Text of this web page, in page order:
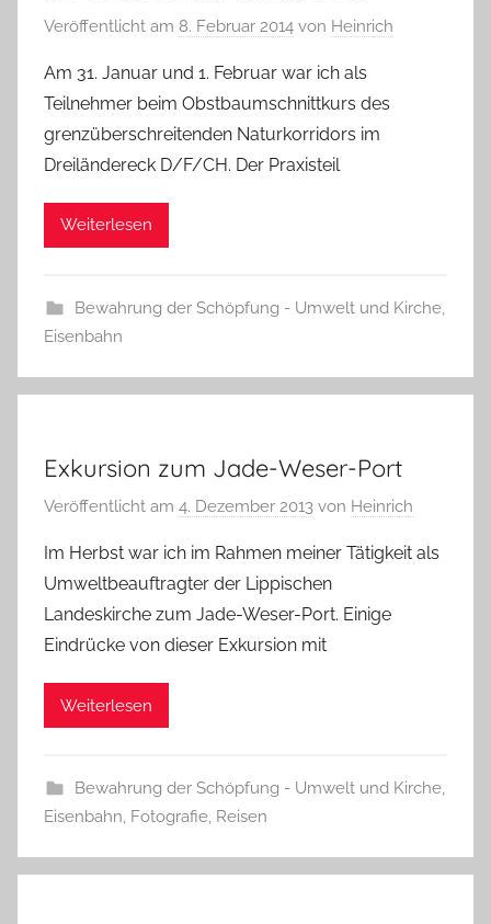
Veröffentlicht am 8. Februar 2014 von Heinrich
Am 31. Januar und 1. Februar war ich als
Teilnehmer beim Obstbaumschnittkurs des
grenzüberschreitenden Naturkorridors im
Dreiländereck D/F/CH. Der Praxisteil
Weiterlesen
Bewahrung der Schöpfung - Umwelt und Kirche,
Eisenbahn
Exkursion zum Jade-Weser-Port
Veröffentlicht am 4. Dezember 2013 von Heinrich
Im Herbst war ich im Rahmen meiner Tätigkeit als
Umweltbeauftragter der Lippischen
Landeskirche zum Jade-Weser-Port. Einige
Eindrücke von dieser Exkursion mit
Weiterlesen
Bewahrung der Schöpfung - Umwelt und Kirche,
Eisenbahn, Fotografie, Reisen